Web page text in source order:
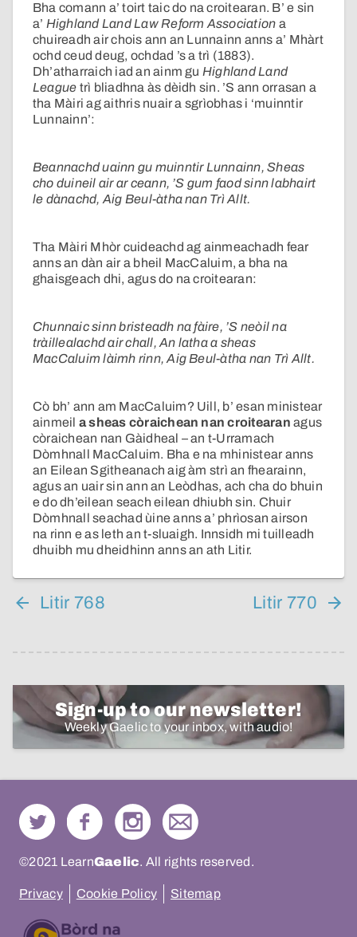
Bha comann a’ toirt taic do na croitearan. B’ e sin
a’ Highland Land Law Reform Association a
chuireadh air chois ann an Lunnainn anns a’ Mhàrt
ochd ceud deug, ochdad ’s a trì (1883).
Dh’atharraich iad an ainm gu Highland Land
League trì bliadhna às dèidh sin. ’S ann orrasan a
tha Màiri ag aithris nuair a sgrìobhas i ‘muinntir
Lunnainn’:
Beannachd uainn gu muinntir Lunnainn, Sheas
cho duineil air ar ceann, ’S gum faod sinn labhairt
le dànachd, Aig Beul-àtha nan Trì Allt.
Tha Màiri Mhòr cuideachd ag ainmeachadh fear
anns an dàn air a bheil MacCaluim, a bha na
ghaisgeach dhi, agus do na croitearan:
Chunnaic sinn bristeadh na fàire, ’S neòil na
tràillealachd air chall, An latha a sheas
MacCaluim làimh rinn, Aig Beul-àtha nan Trì Allt.
Cò bh’ ann am MacCaluim? Uill, b’ esan ministear
ainmeil a sheas còraichean nan croitearan agus
còraichean nan Gàidheal – an t-Urramach
Dòmhnall MacCaluim. Bha e na mhinistear anns
an Eilean Sgitheanach aig àm strì an fhearainn,
agus an uair sin ann an Leòdhas, ach cha do bhuin
e do dh’eilean seach eilean dhiubh sin. Chuir
Dòmhnall seachad ùine anns a’ phrìosan airson
na rinn e as leth an t-sluaigh. Innsidh mi tuilleadh
dhuibh mu dheidhinn anns an ath Litir.
Litir 768 Litir 770
Sign-up to our newsletter!
Weekly Gaelic to your inbox, with audio!
©2021 LearnGaelic. All rights reserved.
Privacy Cookie Policy Sitemap